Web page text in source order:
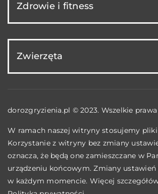
Zdrowie i fitness
Zwierzęta
dorozgryzienia.pl © 2023. Wszelkie prawa
W ramach naszej witryny stosujemy pliki
Korzystanie z witryny bez zmiany
oznacza, że będą one zamieszczane w
urządzeniu końcowym. Zmiany
w każdym momencie. Więcej